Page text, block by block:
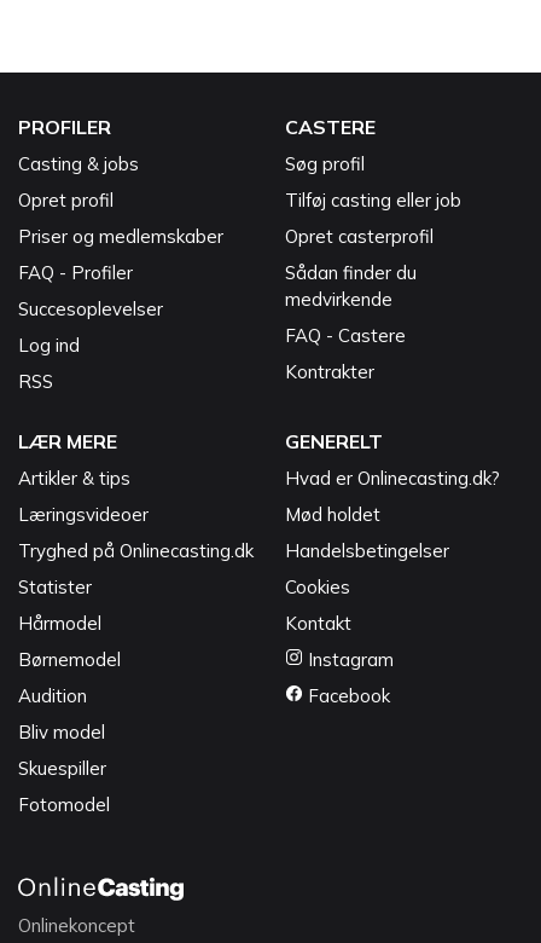
PROFILER
Casting & jobs
Opret profil
Priser og medlemskaber
FAQ - Profiler
Succesoplevelser
Log ind
RSS
CASTERE
Søg profil
Tilføj casting eller job
Opret casterprofil
Sådan finder du
medvirkende
FAQ - Castere
Kontrakter
LÆR MERE
Artikler & tips
Læringsvideoer
Tryghed på Onlinecasting.dk
Statister
Hårmodel
Børnemodel
Audition
Bliv model
Skuespiller
Fotomodel
GENERELT
Hvad er Onlinecasting.dk?
Mød holdet
Handelsbetingelser
Cookies
Kontakt
Instagram
Facebook
Onlinekoncept